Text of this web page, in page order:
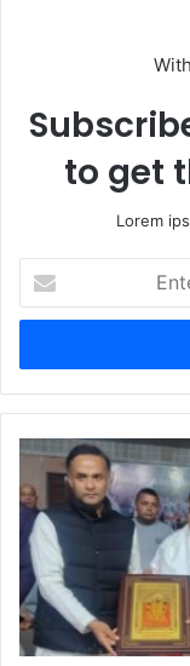
to get
Lorem
your
Email